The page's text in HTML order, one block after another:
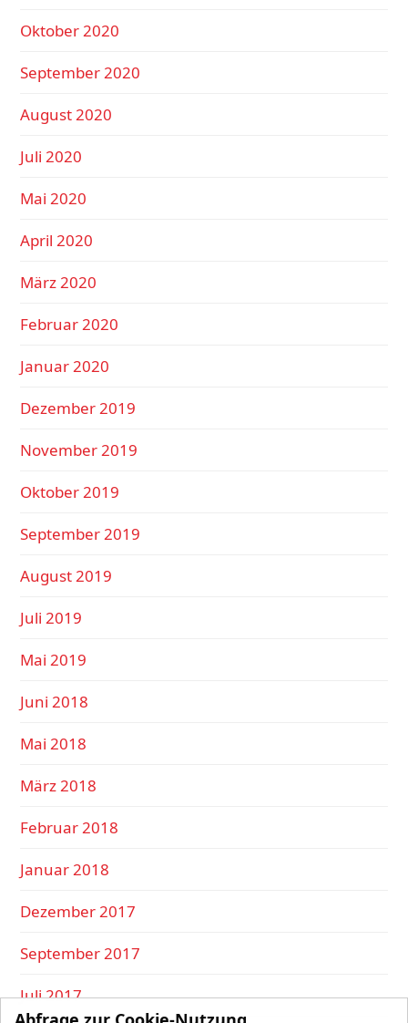
Oktober 2020
September 2020
August 2020
Juli 2020
Mai 2020
April 2020
März 2020
Februar 2020
Januar 2020
Dezember 2019
November 2019
Oktober 2019
September 2019
August 2019
Juli 2019
Mai 2019
Juni 2018
Mai 2018
März 2018
Februar 2018
Januar 2018
Dezember 2017
September 2017
Juli 2017